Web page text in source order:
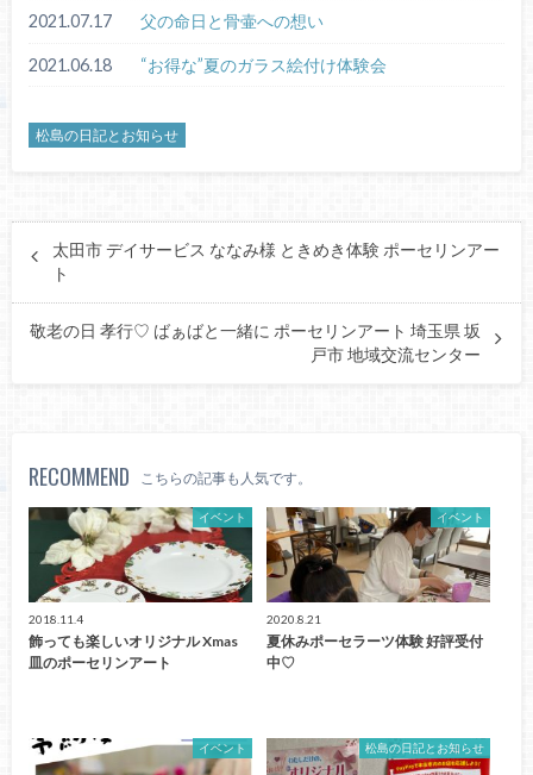
2021.07.17 父の命日と骨壷への想い
2021.06.18 “お得な”夏のガラス絵付け体験会
松島の日記とお知らせ
太田市 デイサービス ななみ様 ときめき体験 ポーセリンアー
ト
敬老の日 孝行♡ ばぁばと一緒に ポーセリンアート 埼玉県 坂
戸市 地域交流センター
RECOMMEND こちらの記事も人気です。
イベント
2018.11.4
飾っても楽しいオリジナル Xmas
皿のポーセリンアート
イベント
2020.8.21
夏休みポーセラーツ体験 好評受付
中♡
イベント 松島の日記とお知らせ